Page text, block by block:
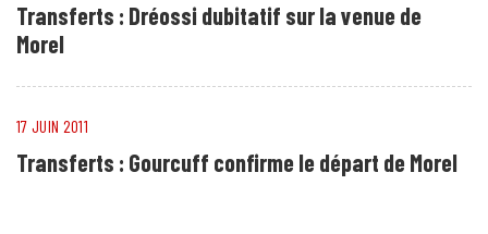
Transferts : Dréossi dubitatif sur la venue de
Morel
17 JUIN 2011
Transferts : Gourcuff confirme le départ de Morel